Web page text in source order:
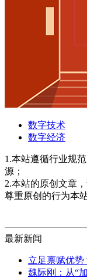
数字技术
数字经济
1.本站遵循行业规
源；
2.本站的原创文章
尊重原创的行为本
最新新闻
立足禀赋优势
魏际刚：从“